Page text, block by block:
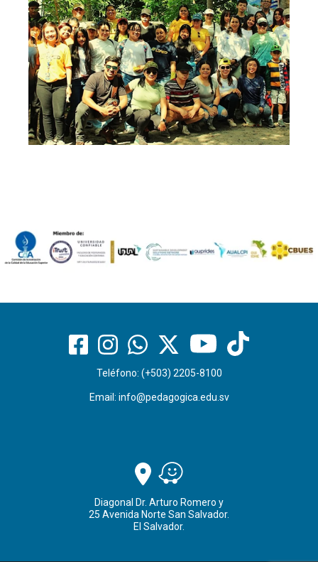
Teléfono: (+503) 2205-8100
Email: info@pedagogica.edu.sv
Diagonal Dr. Arturo Romero y
25 Avenida Norte San Salvador.
El Salvador.